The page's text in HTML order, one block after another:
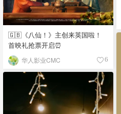
🇬🇧《八仙！》主创来英国啦！
首映礼抢票开启⏰
华人影业CMC 6